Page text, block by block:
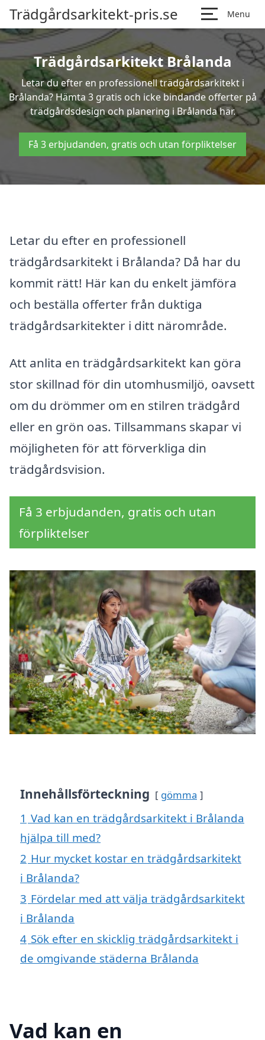
Trädgårdsarkitekt-pris.se Menu
Trädgårdsarkitekt Brålanda
Letar du efter en professionell trädgårdsarkitekt i
Brålanda? Hämta 3 gratis och icke bindande offerter på
trädgårdsdesign och planering i Brålanda här.
Få 3 erbjudanden, gratis och utan förpliktelser
Letar du efter en professionell
trädgårdsarkitekt i Brålanda? Då har du
kommit rätt! Här kan du enkelt jämföra
och beställa offerter från duktiga
trädgårdsarkitekter i ditt närområde.
Att anlita en trädgårdsarkitekt kan göra
stor skillnad för din utomhusmiljö, oavsett
om du drömmer om en stilren trädgård
eller en grön oas. Tillsammans skapar vi
möjligheten för att förverkliga din
trädgårdsvision.
Få 3 erbjudanden, gratis och utan
förpliktelser
Innehållsförteckning gömma
1 Vad kan en trädgårdsarkitekt i Brålanda
hjälpa till med?
2 Hur mycket kostar en trädgårdsarkitekt
i Brålanda?
3 Fördelar med att välja trädgårdsarkitekt
i Brålanda
4 Sök efter en skicklig trädgårdsarkitekt i
de omgivande städerna Brålanda
Vad kan en